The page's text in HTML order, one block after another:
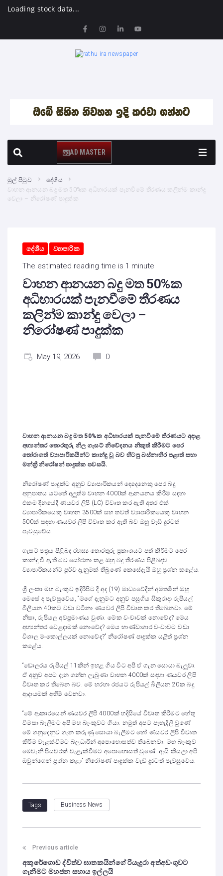
Loading stock data...
AD MASTER
මුල් පිටුව
දේශීය
වාහන ආනයන බදු මත 50%ක අධිභාරයක් පැනවීමේ තීරණය කලින්ම කාන්දු
වෙලා – නිරෝෂණ් පාදුක්ක
දේශීය ව්‍යාපාරික
The estimated reading time is 1 minute
වාහන ආනයන බදු මත 50%ක
අධිභාරයක් පැනවීමේ තීරණය
කලින්ම කාන්දු වෙලා –
නිරෝෂණ් පාදුක්ක
May 19, 2026 0
වාහන ආනයන බදු මත 50%ක අධිභාරයක් පැනවීමේ තීරණයට අදාළ
අභ්‍යන්තර තොරතුරු නිල ගැසට් නිවේදනය නිකුත් කිරීමට පෙර
තෝරාගත් ව්‍යාපාරිකයින්ට කාන්දු වූ බව හිටපු බස්නාහිර පළාත් සභා
මන්ත්‍රී නිරෝෂන් පාදුක්ක පවසයි.
නිරෝෂණ් පාදුක්ට අනුව ව්‍යාපාරිකයන් දෙදෙනෙකු පෙර බදු
අනුපාතය යටතේ අලුත්ම වාහන 4000ක් ආනයනය කිරීම සඳහා
එකම දිනයේදී ණයවර ලිපි (LC) විවෘත කර ඇති අතර එක්
ව්‍යාපාරිකයෙකු වාහන 3500ක් සහ තවත් ව්‍යාපාරිකයෙකු වාහන
500ක් සඳහා ණයවර ලිපි විවෘත කර ඇති බව ඔහු වැඩි දුරටත්
පැවසුවේය.
ගැසට් පත්‍රය පිළිබඳ රහස්‍ය තොරතුරු ප්‍රකාශයට පත් කිරීමට පෙර
කාන්දු වී ඇති බව යෝජනා කළ ඔහු බදු තීරණය පිළිබඳව
ව්‍යාපාරිකයන්ට පූර්ව දැනුමක් තිබුණේ කෙසේදැයි ඔහු ප්‍රශ්න කළේය.
ශ්‍රී ලංකා මහ බැංකුව ඉදිරිපිට දී අද (19) මාධ්‍යවේදීන් අමතමින් ඔහු
මෙසේ ද පැවසුවේය, “මගේ දැනුමට අනුව පසුගිය සිකුරාදා රුපියල්
බිලියන 40කට වඩා වටිනා ණයවර ලිපි විවෘත කර තිබෙනවා. මේ
නිසා, රුපියල අවප්‍රමාණය වුණා. මේක වංචාවක් නොවේද? මෙය
අභ්‍යන්තර වෙළඳාමක් නොවේද? මෙය භාණ්ඩාගාර වංචාවට වඩා
විශාල මංකොල්ලයක් නොවේද?” නිරෝෂණ් පාදුක්ක යළිත් ප්‍රශ්න
කළේය.
“ඩොලරය රුපියල් 11කින් ඉහළ ගිය විට අපි ඒ ගැන සොයා බැලුවා.
ඒ අනුව අපට දැන ගන්න ලැබුණා වාහන 4000ක් සඳහා ණයවර ලිපි
විවෘත කර තිබෙන බව. මේ හරහා රජයට රුපියල් බිලියන 20ක බදු
ආදායමක් අහිමි වෙනවා.
“මේ ආකාරයෙන් ණයවර ලිපි 4000ක් හදිසියේ විවෘත කිරීමට හේතු
විමසා බැලීමට අපි මහ බැංකුවට ගියා. නමුත් අපට පැහැදිලි වුණේ
මේ ගනුදෙනුව ගැන කරුණු සොයා බැලීමට හෝ ණයවර ලිපි විවෘත
කිරීම වැළක්වීමට බලධාරීන් අපොහොසත්ව තිබෙනවා. මහ බැංකුව
මෙවැනි පියවරක් වැළැක්වීමට අපොහොසත් වුණේ ඇයි කියලා අපි
ඔවුන්ගෙන් ප්‍රශ්න කළා” නිරෝෂණ් පාදුක්ක වැඩි දුරටත් පැවසුවේය.
Tags Business News
Previous article
අකුරේගොඩ ද්විත්ව ඝාතකයින්ගේ රියැදුරා අත්අඩංගුවට
ගැනීමට මහජන සහාය ඉල්ලයි